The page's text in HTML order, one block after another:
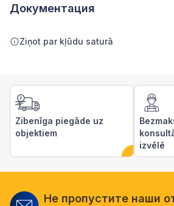
Документация
Ziņot par kļūdu saturā
Zibenīga piegāde uz
objektiem
izvēlē
Не пропустите наши